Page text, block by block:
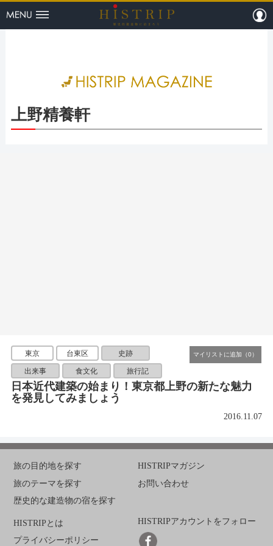
HISTRIP（
上野精養軒
東京 台東区 史跡
出来事 食文化 旅行記
日本近代建築の始まり！東京都上野の新たな魅力
を発見してみましょう
2016.11.07
旅の目的地を探す
旅のテーマを探す
歴史的な建造物の宿を探す
HISTRIPマガジン
お問い合わせ
HISTRIPとは
プライバシーポリシー
HISTRIPアカウントをフォロー